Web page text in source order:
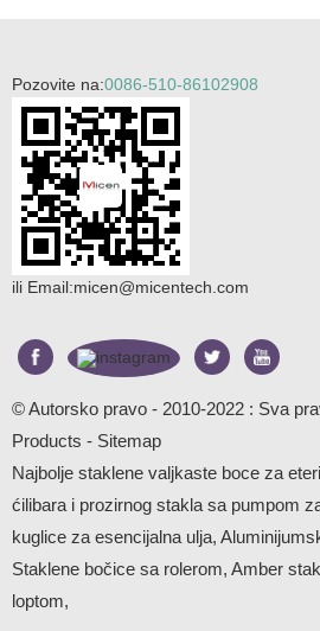
Pozovite na:0086-510-86102908
ili Email:micen@micentech.com
© Autorsko pravo - 2010-2022 : Sva
Products - Sitemap
Najbolje staklene valjkaste boce za
ćilibara i prozirnog stakla sa pumpom
kuglice za esencijalna ulja,
Staklene bočice sa rolerom, Amber
loptom,